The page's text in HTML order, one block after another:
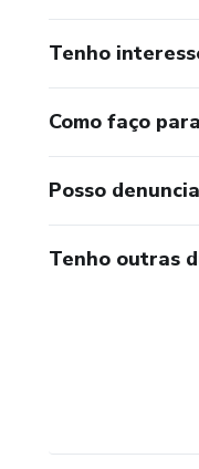
Tenho
Como faço
Posso
Tenho outras